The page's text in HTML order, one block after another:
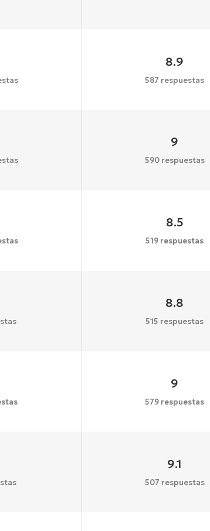
8.9
587 respuestas
9
590 respuestas
8.5
519 respuestas
8.8
515 respuestas
9
579 respuestas
9.1
507 respuestas